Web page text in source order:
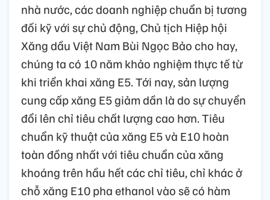
nhà nước, các doanh nghiệp chuẩn bị tương
đối kỹ với sự chủ động, Chủ tịch Hiệp hội
Xăng dầu Việt Nam Bùi Ngọc Bảo cho hay,
chúng ta có 10 năm khảo nghiệm thực tế từ
khi triển khai xăng E5. Tới nay, sản lượng
cung cấp xăng E5 giảm dần là do sự chuyển
đổi lên chỉ tiêu chất lượng cao hơn. Tiêu
chuẩn kỹ thuật của xăng E5 và E10 hoàn
toàn đồng nhất với tiêu chuẩn của xăng
khoáng trên hầu hết các chỉ tiêu, chỉ khác ở
chỗ xăng E10 pha ethanol vào sẽ có hàm